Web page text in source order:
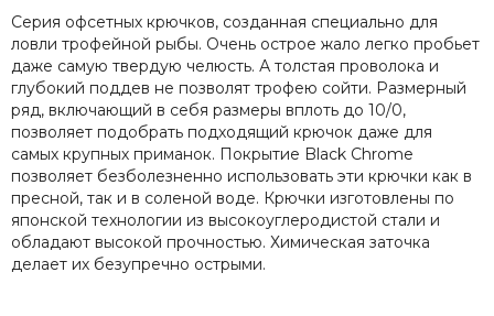
Серия офсетных крючков, созданная специально для
ловли трофейной рыбы. Очень острое жало легко пробьет
даже самую твердую челюсть. А толстая проволока и
глубокий поддев не позволят трофею сойти. Размерный
ряд, включающий в себя размеры вплоть до 10/0,
позволяет подобрать подходящий крючок даже для
самых крупных приманок. Покрытие Black Chrome
позволяет безболезненно использовать эти крючки как в
пресной, так и в соленой воде. Крючки изготовлены по
японской технологии из высокоуглеродистой стали и
обладают высокой прочностью. Химическая заточка
делает их безупречно острыми.